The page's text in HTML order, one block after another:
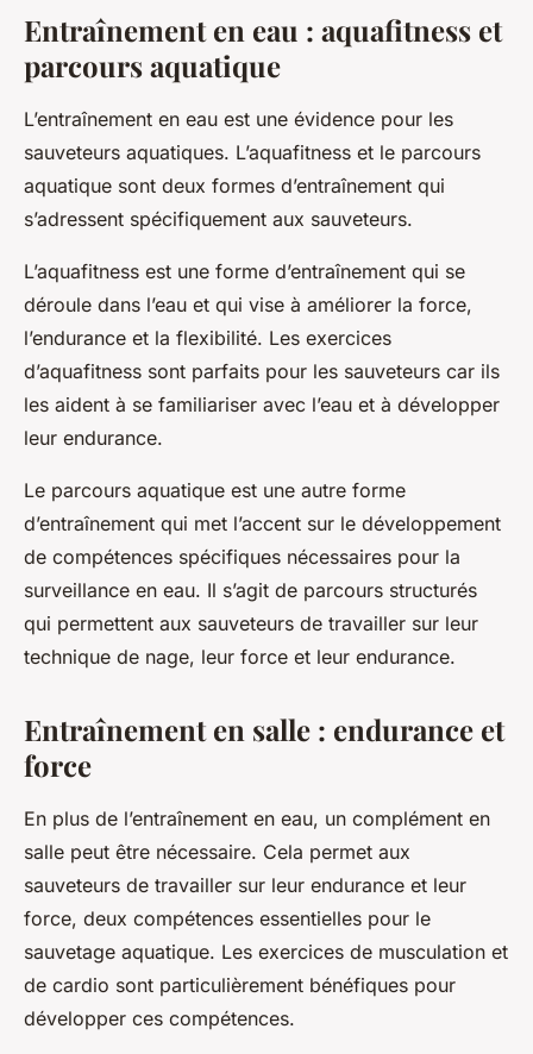
Entraînement en eau : aquafitness et
parcours aquatique
L’entraînement en eau est une évidence pour les
sauveteurs aquatiques. L’aquafitness et le parcours
aquatique sont deux formes d’entraînement qui
s’adressent spécifiquement aux sauveteurs.
L’aquafitness est une forme d’entraînement qui se
déroule dans l’eau et qui vise à améliorer la force,
l’endurance et la flexibilité. Les exercices
d’aquafitness sont parfaits pour les sauveteurs car ils
les aident à se familiariser avec l’eau et à développer
leur endurance.
Le parcours aquatique est une autre forme
d’entraînement qui met l’accent sur le développement
de compétences spécifiques nécessaires pour la
surveillance en eau. Il s’agit de parcours structurés
qui permettent aux sauveteurs de travailler sur leur
technique de nage, leur force et leur endurance.
Entraînement en salle : endurance et
force
En plus de l’entraînement en eau, un complément en
salle peut être nécessaire. Cela permet aux
sauveteurs de travailler sur leur endurance et leur
force, deux compétences essentielles pour le
sauvetage aquatique. Les exercices de musculation et
de cardio sont particulièrement bénéfiques pour
développer ces compétences.